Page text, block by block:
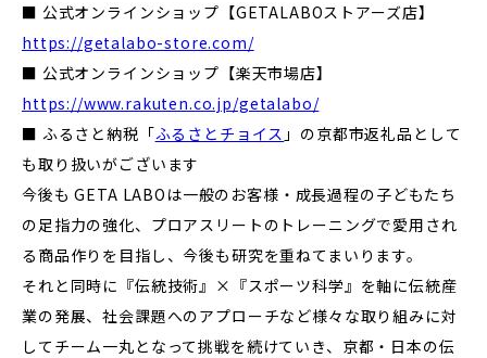
■ 公式オンラインショップ【GETALABOストアーズ店】
https://getalabo-store.com/
■ 公式オンラインショップ【楽天市場店】
https://www.rakuten.co.jp/getalabo/
■ ふるさと納税「ふるさとチョイス 」の京都市返礼品として
も取り扱いがございます
今後も GETA LABOは一般のお客様・成長過程の子どもたち
の足指力の強化、プロアスリートのトレーニングで愛用され
る商品作りを目指し、今後も研究を重ねてまいります。
それと同時に『伝統技術』×『スポーツ科学』を軸に伝統産
業の発展、社会課題へのアプローチなど様々な取り組みに対
してチーム一丸となって挑戦を続けていき、京都・日本の伝